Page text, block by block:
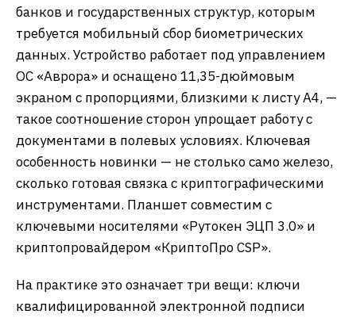
банков и государственных структур, которым
требуется мобильный сбор биометрических
данных. Устройство работает под управлением
ОС «Аврора» и оснащено 11,35-дюймовым
экраном с пропорциями, близкими к листу А4, —
такое соотношение сторон упрощает работу с
документами в полевых условиях. Ключевая
особенность новинки — не столько само железо,
сколько готовая связка с криптографическими
инструментами. Планшет совместим с
ключевыми носителями «Рутокен ЭЦП 3.0» и
криптопровайдером «КриптоПро CSP».
На практике это означает три вещи: ключи
квалифицированной электронной подписи